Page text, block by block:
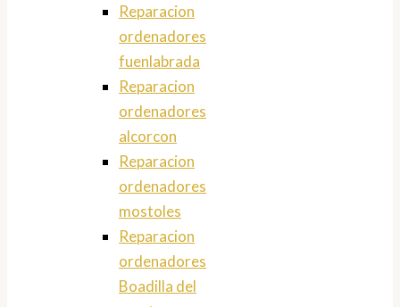
Reparacion
ordenadores
fuenlabrada
Reparacion
ordenadores
alcorcon
Reparacion
ordenadores
mostoles
Reparacion
ordenadores
Boadilla del